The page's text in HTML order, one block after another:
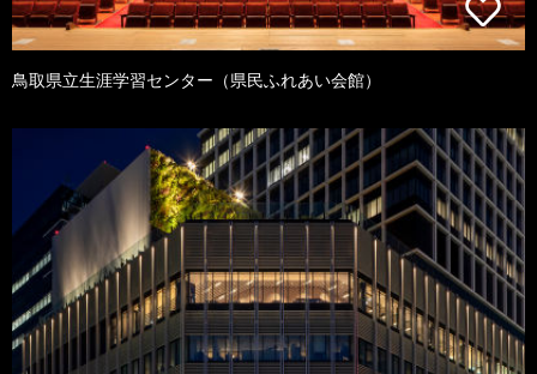
鳥取県立生涯学習センター（県民ふれあい会館）